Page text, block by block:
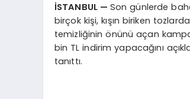
İSTANBUL — Son günlerde
birçok kişi, kışın biriken
temizliğinin önünü açan
bin TL indirim yapacağını
tanıttı.